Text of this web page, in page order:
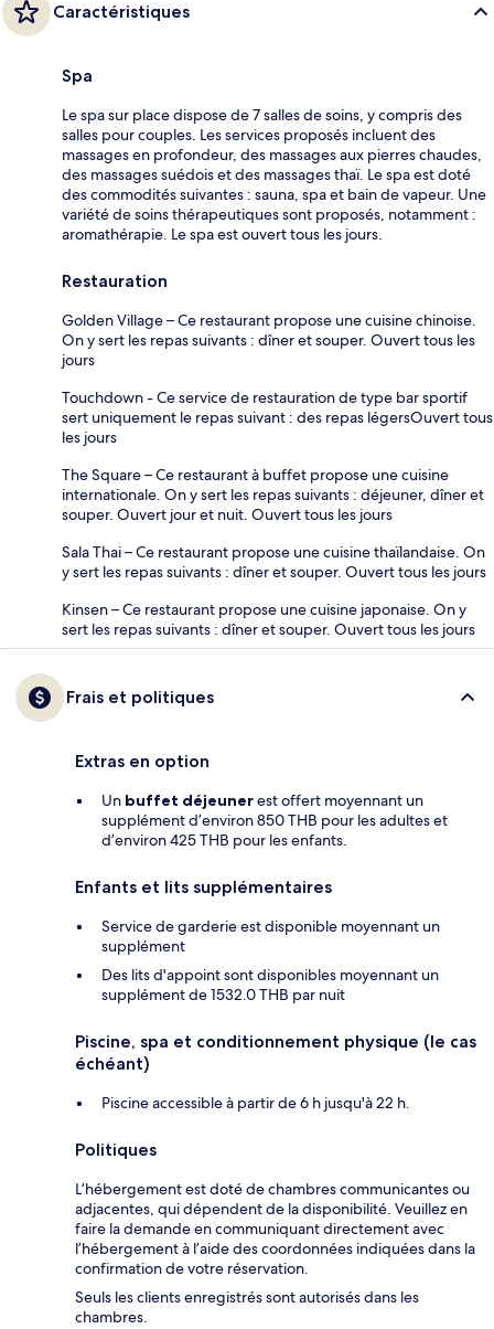
Caractéristiques
Spa
Le spa sur place dispose de 7 salles de soins, y compris des
salles pour couples. Les services proposés incluent des
massages en profondeur, des massages aux pierres chaudes,
des massages suédois et des massages thaï. Le spa est doté
des commodités suivantes : sauna, spa et bain de vapeur. Une
variété de soins thérapeutiques sont proposés, notamment :
aromathérapie. Le spa est ouvert tous les jours.
Restauration
Golden Village – Ce restaurant propose une cuisine chinoise.
On y sert les repas suivants : dîner et souper. Ouvert tous les
jours
Touchdown - Ce service de restauration de type bar sportif
sert uniquement le repas suivant : des repas légersOuvert tous
les jours
The Square – Ce restaurant à buffet propose une cuisine
internationale. On y sert les repas suivants : déjeuner, dîner et
souper. Ouvert jour et nuit. Ouvert tous les jours
Sala Thai – Ce restaurant propose une cuisine thaïlandaise. On
y sert les repas suivants : dîner et souper. Ouvert tous les jours
Kinsen – Ce restaurant propose une cuisine japonaise. On y
sert les repas suivants : dîner et souper. Ouvert tous les jours
Frais et politiques
Extras en option
Un buffet déjeunerest offert moyennant un
supplément d’environ 850 THB pour les adultes et
d’environ 425 THB pour les enfants.
Enfants et lits supplémentaires
Service de garderie est disponible moyennant un
supplément
Des lits d'appoint sont disponibles moyennant un
supplément de 1532.0 THB par nuit
Piscine, spa et conditionnement physique (le cas
échéant)
Piscine accessible à partir de 6 h jusqu'à 22 h.
Politiques
L’hébergement est doté de chambres communicantes ou
adjacentes, qui dépendent de la disponibilité. Veuillez en
faire la demande en communiquant directement avec
l’hébergement à l’aide des coordonnées indiquées dans la
confirmation de votre réservation.
Seuls les clients enregistrés sont autorisés dans les
chambres.